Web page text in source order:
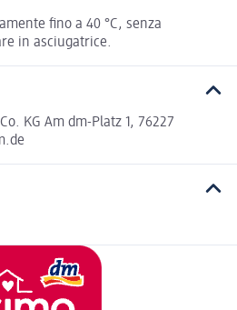
fino a 40 °C, senza
in asciugatrice.
KG Am dm-Platz 1, 76227